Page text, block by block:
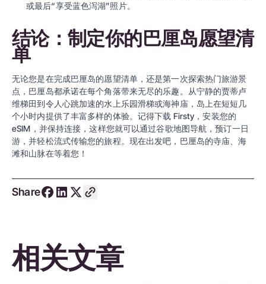
或最后“享受蓝色泻湖”照片。
结论：制定你的巴厘岛愿望清
单
无论您是在完成巴厘岛的愿望清单，还是第一次探索热门旅游景
点，巴厘岛都承诺在每个角落带来无尽的乐趣。从宁静的贾蒂卢
维梯田到令人心跳加速的水上乐园滑梯或海神庙，岛上在短短几
个小时内提供了丰富多样的体验。记得下载 Firsty ，安装您的
eSIM，并保持连接，这样您就可以通过谷歌地图导航，预订一日
游，并轻松流式传输您的旅程。现在出发吧，巴厘岛的寺庙、海
滩和山脉在等着您！
Share
相关文章